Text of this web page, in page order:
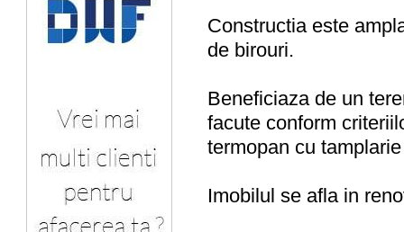
Constructia este
de birouri.
Beneficiaza de un
facute conform
termopan cu
Imobilul se afla in